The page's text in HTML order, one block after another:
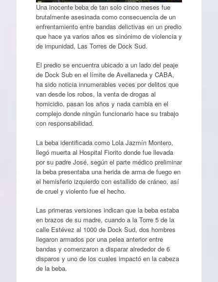
Una inocente beba de tan solo cinco meses fue
brutalmente asesinada como consecuencia de un
enfrentamiento entre bandas delictivas en un predio
que hace ya varios años es sinónimo de violencia y
de impunidad, Las Torres de Dock Sud.
El predio se encuentra ubicado a un lado del peaje
de Dock Sub en el límite de Avellaneda y CABA,
ha sido noticia innumerables veces por delitos que
van desde los robos, la venta de drogas al
homicidio, pasan los años y nada cambia en el
complejo donde ningún funcionario hace su trabajo
con responsabilidad.
La beba identificada como Lola Jazmín Montero,
llegó muerta al Hospital Fiorito donde fue llevada
por su padre José, según el parte médico preliminar
la beba presentaba una herida de arma de fuego en
el hemisferio izquierdo con estallido de cráneo, así
de cruel y violento fue el hecho.
Las primeras versiones indican que la beba estaba
en brazos de su madre, cuando a la Torre 5 de la
calle Estévez al 1000 de Dock Sud, dos hombres
llegaron armados por una pelea anterior entre
bandas y comenzaron a disparar alrededor de 6
disparos y uno de los cuales impactó en la cabeza
de la beba.